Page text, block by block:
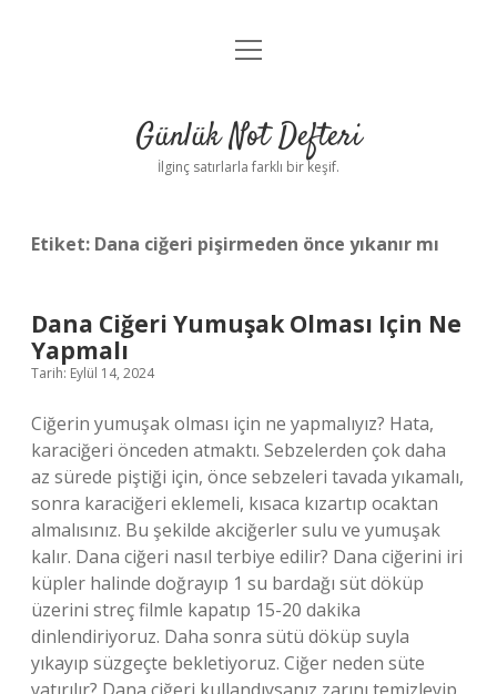
Anasayfa
Yasal Uyarı
menüyü
Günlük Not Defteri
İlginç satırlarla farklı bir keşif.
Etiket: Dana ciğeri pişirmeden önce yıkanır mı
Dana Ciğeri Yumuşak Olması Için Ne
Yapmalı
Tarih: Eylül 14, 2024
Ciğerin yumuşak olması için ne yapmalıyız? Hata,
karaciğeri önceden atmaktı. Sebzelerden çok daha
az sürede piştiği için, önce sebzeleri tavada yıkamalı,
sonra karaciğeri eklemeli, kısaca kızartıp ocaktan
almalısınız. Bu şekilde akciğerler sulu ve yumuşak
kalır. Dana ciğeri nasıl terbiye edilir? Dana ciğerini iri
küpler halinde doğrayıp 1 su bardağı süt döküp
üzerini streç filmle kapatıp 15-20 dakika
dinlendiriyoruz. Daha sonra sütü döküp suyla
yıkayıp süzgeçte bekletiyoruz. Ciğer neden süte